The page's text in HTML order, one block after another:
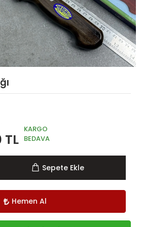
TL
KARGO
BEDAVA
Sepete Ekle
Hemen Al